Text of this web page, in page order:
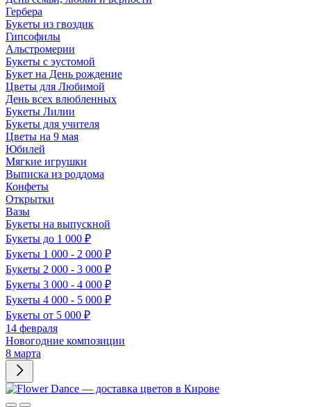
Гербера
Букеты из гвоздик
Гипсофилы
Альстромерии
Букеты с эустомой
Букет на День рождение
Цветы для Любимой
День всех влюбленных
Букеты Лилии
Букеты для учителя
Цветы на 9 мая
Юбилей
Мягкие игрушки
Выписка из роддома
Конфеты
Открытки
Вазы
Букеты на выпускной
Букеты до 1 000 ₽
Букеты 1 000 - 2 000 ₽
Букеты 2 000 - 3 000 ₽
Букеты 3 000 - 4 000 ₽
Букеты 4 000 - 5 000 ₽
Букеты от 5 000 ₽
14 февраля
Новогодние композиции
8 марта